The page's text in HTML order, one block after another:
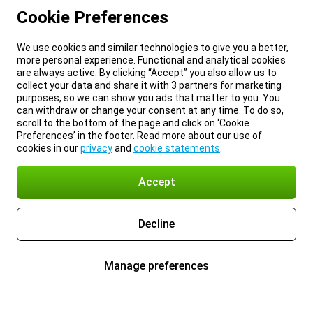
Cookie Preferences
We use cookies and similar technologies to give you a better,
more personal experience. Functional and analytical cookies
are always active. By clicking “Accept” you also allow us to
collect your data and share it with 3 partners for marketing
purposes, so we can show you ads that matter to you. You
can withdraw or change your consent at any time. To do so,
scroll to the bottom of the page and click on ‘Cookie
Preferences’ in the footer. Read more about our use of
cookies in ourprivacyand cookie statements
Accept
Decline
Manage preferences